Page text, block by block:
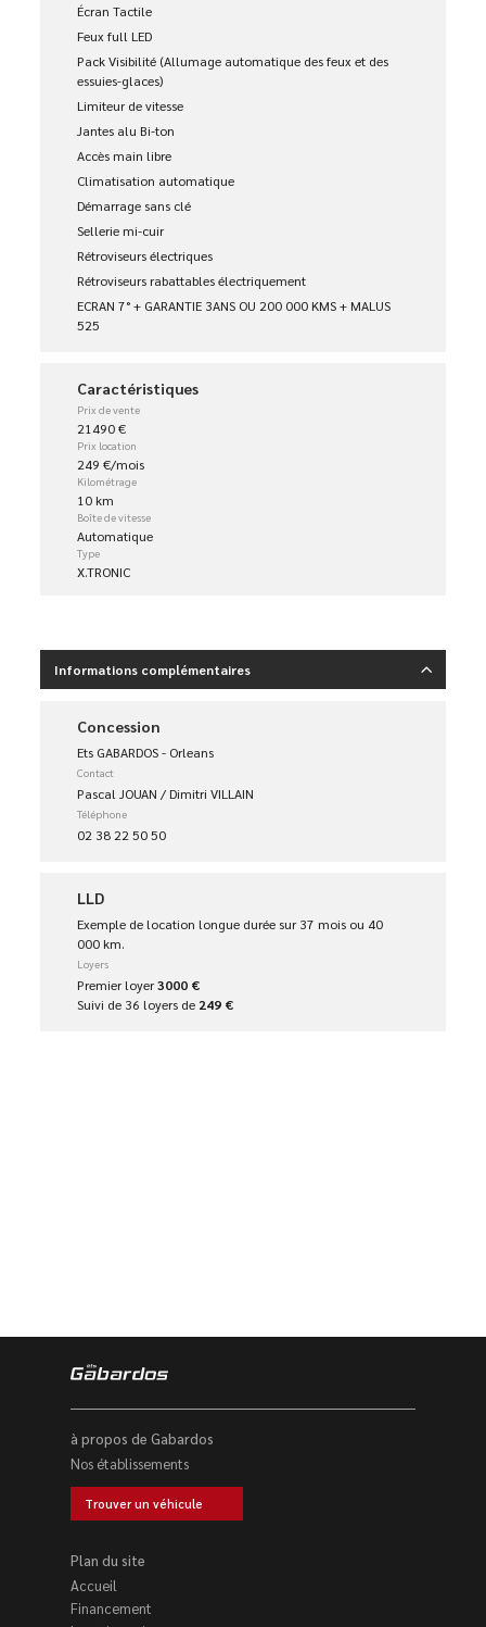
Écran Tactile
Feux full LED
Pack Visibilité (Allumage automatique des feux et des
essuies-glaces)
Limiteur de vitesse
Jantes alu Bi-ton
Accès main libre
Climatisation automatique
Démarrage sans clé
Sellerie mi-cuir
Rétroviseurs électriques
Rétroviseurs rabattables électriquement
ECRAN 7° + GARANTIE 3ANS OU 200 000 KMS + MALUS
525
Caractéristiques
Prix de vente
21490 €
Prix location
249 €/mois
Kilométrage
10 km
Boîte de vitesse
Automatique
Type
X.TRONIC
Informations complémentaires
Concession
Ets GABARDOS - Orleans
Contact
Pascal JOUAN / Dimitri VILLAIN
Téléphone
02 38 22 50 50
LLD
Exemple de location longue durée sur 37 mois ou 40
000 km.
Loyers
Premier loyer3000 €
Suivi de 36 loyers de 249 €
à propos de Gabardos
Nos établissements
Trouver un véhicule
Plan du site
Accueil
Financement